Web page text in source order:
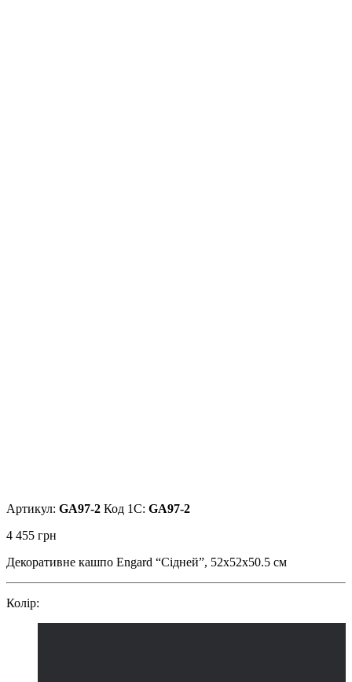
Артикул: GA97-2 Код 1С: GA97-2
4 455 грн
Декоративне кашпо Engard “Сідней”, 52x52x50.5 см
Колір: